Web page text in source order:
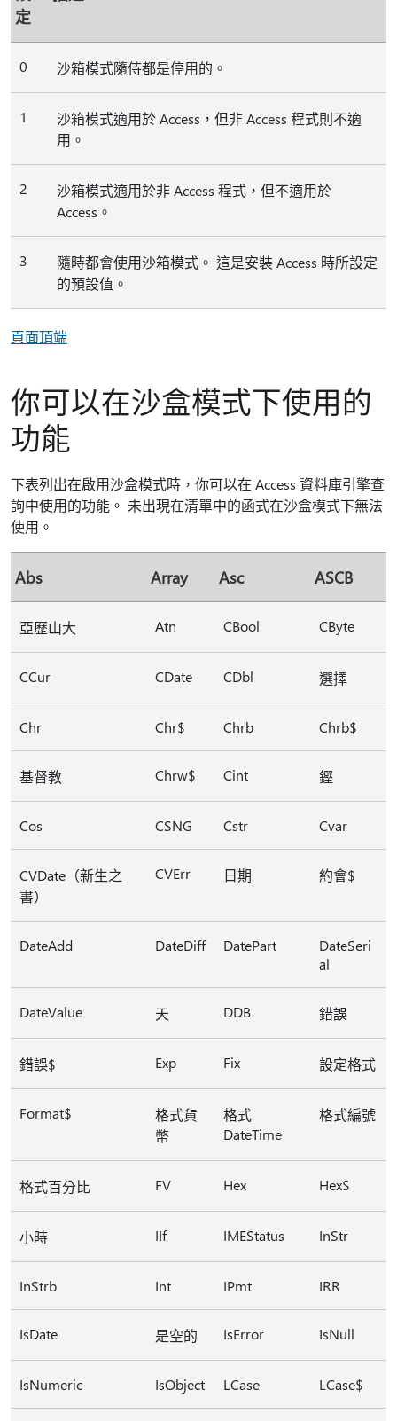
定
0 沙箱模式隨侍都是停用的。
1
沙箱模式適用於 Access，但非 Access 程式則不適
用。
2
沙箱模式適用於非 Access 程式，但不適用於
Access。
3
隨時都會使用沙箱模式。 這是安裝 Access 時所設定
的預設值。
頁面頂端
你可以在沙盒模式下使用的
功能
下表列出在啟用沙盒模式時，你可以在 Access 資料庫引擎查
詢中使用的功能。 未出現在清單中的函式在沙盒模式下無法
使用。
Abs Array Asc ASCB
亞歷山大 Atn CBool CByte
CCur CDate CDbl 選擇
Chr Chr$ Chrb Chrb$
基督教 Chrw$ Cint 鏗
Cos CSNG Cstr Cvar
CVDate（新生之
書）
CVErr 日期 約會$
DateAdd DateDiff DatePart
DateSeri
al
DateValue 天 DDB 錯誤
錯誤$ Exp Fix 設定格式
Format$
格式貨
幣
格式
DateTime
格式編號
格式百分比 FV Hex Hex$
小時 IIf IMEStatus InStr
InStrb Int IPmt IRR
IsDate 是空的 IsError IsNull
IsNumeric IsObject LCase LCase$